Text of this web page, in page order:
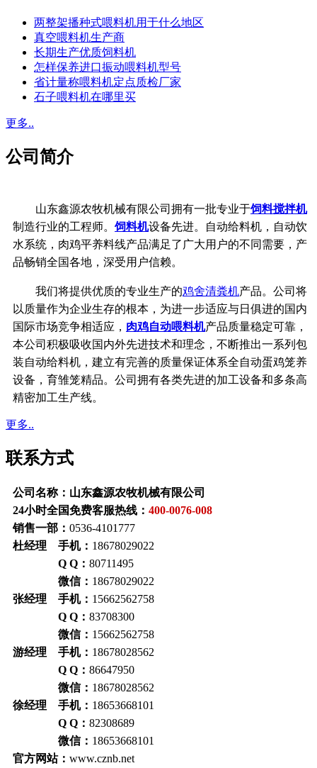
两整架播种式喂料机用于什么地区
真空喂料机生产商
长期生产优质饲料机
怎样保养进口振动喂料机型号
省计量称喂料机定点质检厂家
石子喂料机在哪里买
更多..
公司简介
山东鑫源农牧机械有限公司拥有一批专业于饲料搅拌机
制造行业的工程师。饲料机设备先进。自动给料机，自动饮
水系统， 肉鸡平养料线产品满足了广大用户的不同需要，产
品畅销全国各地，深受用户信赖。
我们将提供优质的专业生产的鸡舍清粪机产品。公司将
以质量作为企业生存的根本， 为进一步适应与日俱进的国内
国际市场竞争相适应， 肉鸡自动喂料机产品质量稳定可靠，
本公司积极吸收国内外先进技术和理念，不断推出一系列包
装自动给料机，建立有完善的质量保证体系全自动蛋鸡笼养
设备，育雏笼精品。公司拥有各类先进的加工设备和多条高
精密加工生产线。
更多..
联系方式
公司名称：山东鑫源农牧机械有限公司
24小时全国免费客服热线： 400-0076-008
销售一部： 0536-4101777
杜经理 手机： 18678029022
Q Q： 80711495
微信： 18678029022
张经理 手机： 15662562758
Q Q： 83708300
微信： 15662562758
游经理 手机： 18678028562
Q Q： 86647950
微信： 18678028562
徐经理 手机： 18653668101
Q Q： 82308689
微信： 18653668101
官方网站： www.cznb.net